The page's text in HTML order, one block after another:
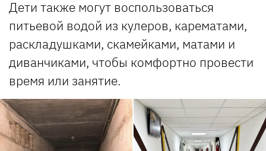
Дети также могут воспользоваться
питьевой водой из кулеров, карематами,
раскладушками, скамейками, матами и
диванчиками, чтобы комфортно провести
время или занятие.